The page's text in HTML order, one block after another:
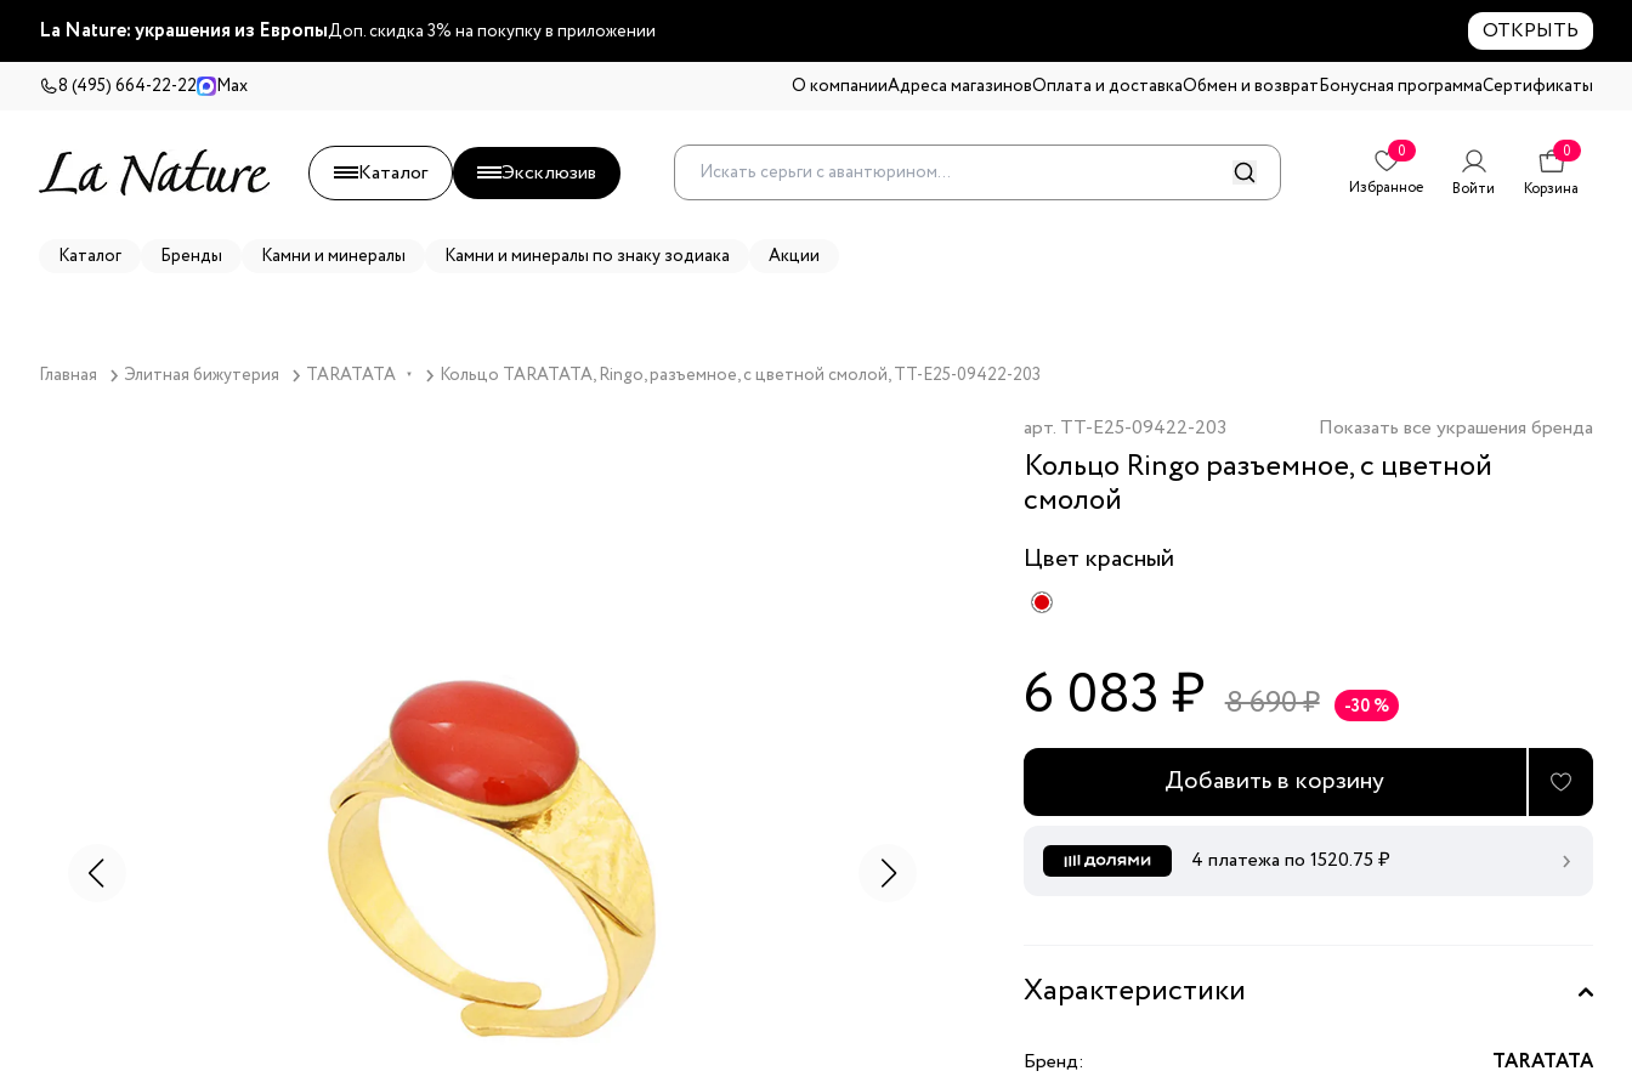
La Nature: украшения из ЕвропыДоп. скидка 3% на покупку в приложении ОТКРЫТЬ
8 (495) 664-22-22 Max О компанииАдреса магазиновОплата и доставкаОбмен и возвратБонусная программаСертификаты
Каталог Эксклюзив
0
Избранное
Войти
0
Корзина
Каталог Бренды Камни и минералы Камни и минералы по знаку зодиака Акции
Главная Элитная бижутерия TARATATA ▼ Кольцо TARATATA, Ringo, разъемное, с цветной смолой, TT-E25-09422-203
арт. TT-E25-09422-203 Показать все украшения бренда
Кольцо Ringo разъемное, с цветной
смолой
Цвет красный
6 083 ₽ 8 690 ₽ -30 %
Добавить в корзину
4 платежа по 1520.75 ₽
Характеристики
Бренд:
TARATATA